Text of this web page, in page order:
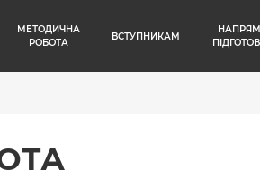
МЕТОДИЧНА
РОБОТА
ВСТУПНИКАМ